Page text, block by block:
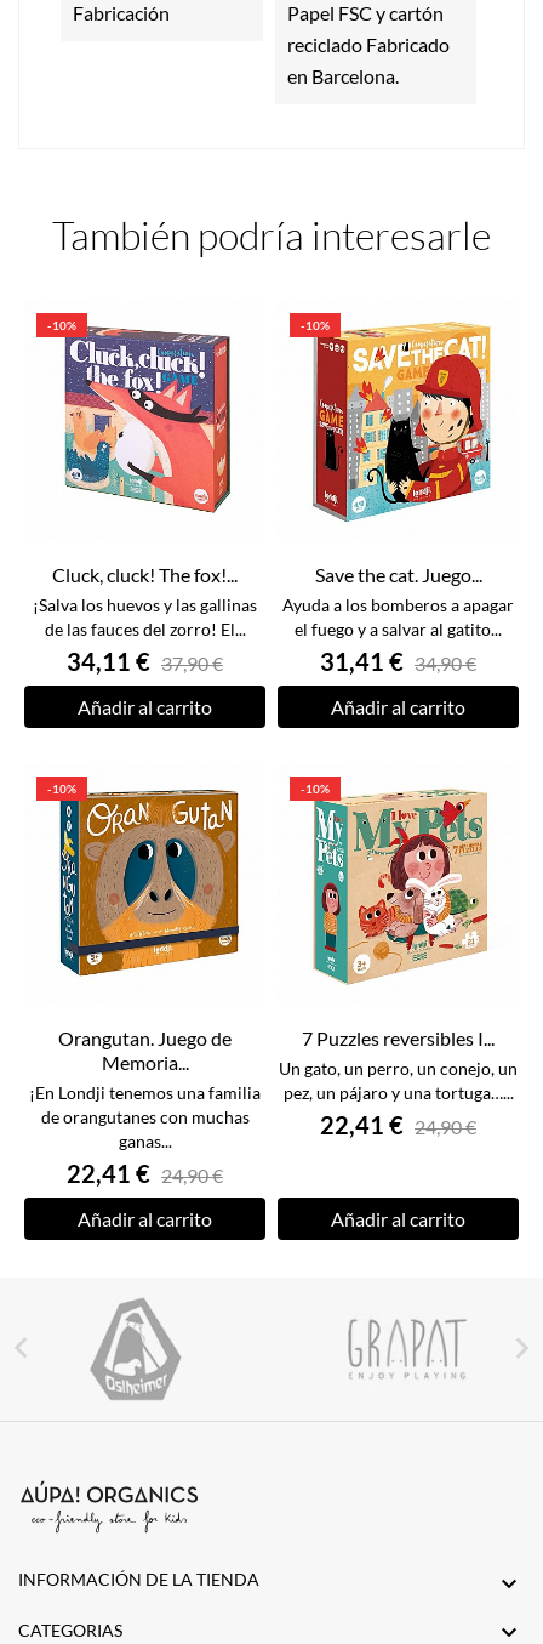
Fabricación
Papel FSC y cartón
reciclado Fabricado
en Barcelona.
También podría interesarle
-10%
Cluck, cluck! The fox!...
¡Salva los huevos y las gallinas
de las fauces del zorro! El...
34,11 € 37,90 €
Añadir al carrito
-10%
Save the cat. Juego...
Ayuda a los bomberos a apagar
el fuego y a salvar al gatito...
31,41 € 34,90 €
Añadir al carrito
-10%
Orangutan. Juego de
Memoria...
¡En Londji tenemos una familia
de orangutanes con muchas
ganas...
22,41 € 24,90 €
Añadir al carrito
-10%
7 Puzzles reversibles I...
Un gato, un perro, un conejo, un
pez, un pájaro y una tortuga…...
22,41 € 24,90 €
Añadir al carrito
 
INFORMACIÓN DE LA TIENDA 
CATEGORIAS 